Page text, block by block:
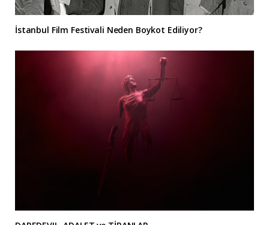
İstanbul Film Festivali Neden Boykot Ediliyor?